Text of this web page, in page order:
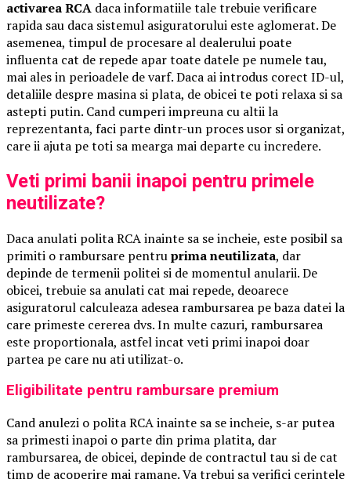
activarea RCA daca informatiile tale trebuie verificare
rapida sau daca sistemul asiguratorului este aglomerat. De
asemenea, timpul de procesare al dealerului poate
influenta cat de repede apar toate datele pe numele tau,
mai ales in perioadele de varf. Daca ai introdus corect ID-ul,
detaliile despre masina si plata, de obicei te poti relaxa si sa
astepti putin. Cand cumperi impreuna cu altii la
reprezentanta, faci parte dintr-un proces usor si organizat,
care ii ajuta pe toti sa mearga mai departe cu incredere.
Veti primi banii inapoi pentru primele
neutilizate?
Daca anulati polita RCA inainte sa se incheie, este posibil sa
primiti o rambursare pentruprima neutilizata, dar
depinde de termenii politei si de momentul anularii. De
obicei, trebuie sa anulati cat mai repede, deoarece
asiguratorul calculeaza adesea rambursarea pe baza datei la
care primeste cererea dvs. In multe cazuri, rambursarea
este proportionala, astfel incat veti primi inapoi doar
partea pe care nu ati utilizat-o.
Eligibilitate pentru rambursare premium
Cand anulezi o polita RCA inainte sa se incheie, s-ar putea
sa primesti inapoi o parte din prima platita, dar
rambursarea, de obicei, depinde de contractul tau si de cat
timp de acoperire mai ramane. Va trebui sa verifici cerintele